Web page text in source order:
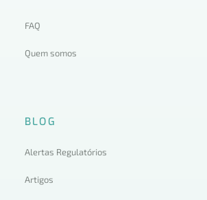
FAQ
Quem somos
BLOG
Alertas Regulatórios
Artigos